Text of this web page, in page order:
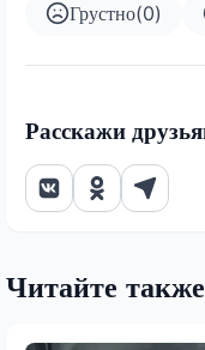
Грустно(0)
Расскажи
Читайте также